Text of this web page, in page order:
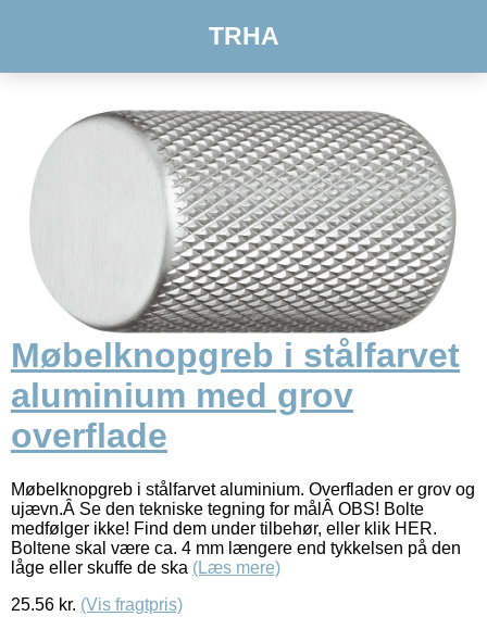
TRHA
Møbelknopgreb i stålfarvet
aluminium med grov
overflade
Møbelknopgreb i stålfarvet aluminium. Overfladen er grov og
ujævn.Â Se den tekniske tegning for målÂ OBS! Bolte
medfølger ikke! Find dem under tilbehør, eller klik HER.
Boltene skal være ca. 4 mm længere end tykkelsen på den
låge eller skuffe de ska (Læs mere)
25.56 kr. (Vis fragtpris)